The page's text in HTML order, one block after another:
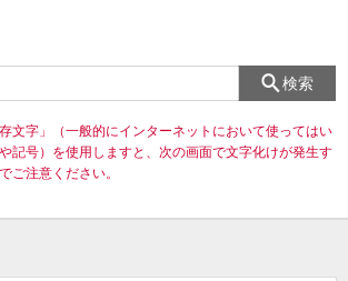
検索
文字」（一般的にインターネットにおいて使ってはい
記号）を使用しますと、次の画面で文字化けが発生す
ご注意ください。